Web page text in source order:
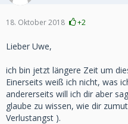
18. Oktober 2018 +2
Lieber Uwe,
ich bin jetzt längere Zeit um
Einerseits weiß ich nicht, was
andererseits will ich dir aber
glaube zu wissen, wie dir
Verlustangst ).